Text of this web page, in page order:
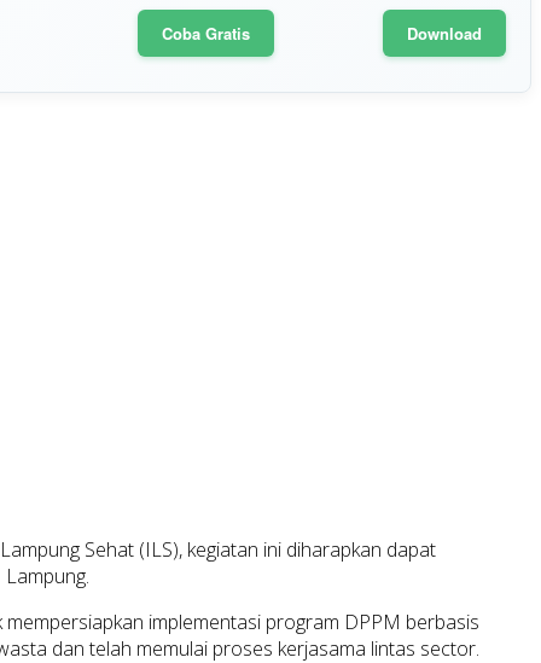
Coba Gratis Download
Sehat (ILS), kegiatan ini diharapkan dapat
implementasi program DPPM berbasis
dan telah memulai proses kerjasama lintas sector.